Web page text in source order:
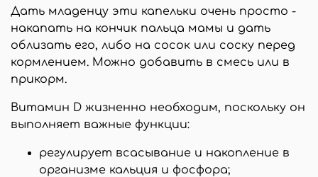
Дать младенцу эти капельки очень просто -
накапать на кончик пальца мамы и дать
облизать его, либо на сосок или соску перед
кормлением. Можно добавить в смесь или в
прикорм.
Витамин D жизненно необходим, поскольку он
выполняет важные функции:
регулирует всасывание и накопление в
организме кальция и фосфора;